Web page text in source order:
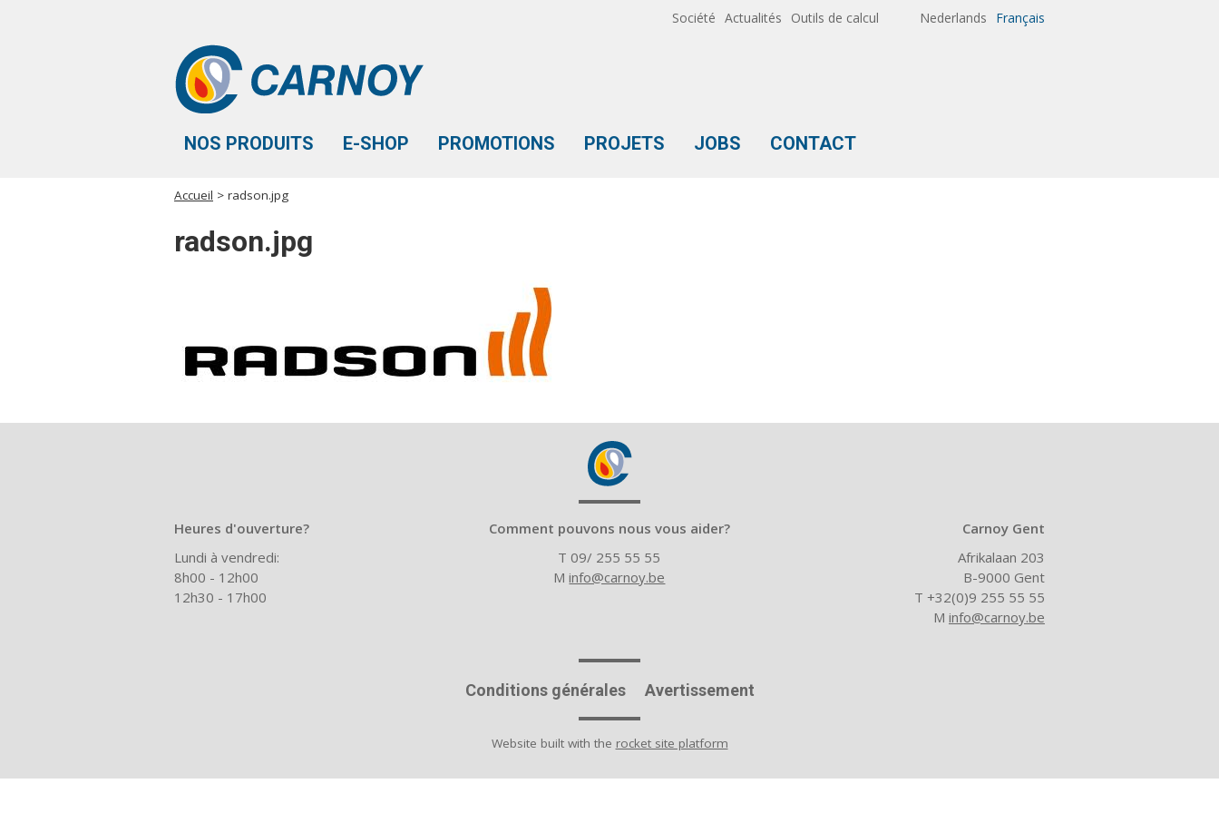
Nederlands Français
Société Actualités Outils de calcul
NOS PRODUITS E-SHOP PROMOTIONS PROJETS JOBS CONTACT
Vous êtes ici
Accueil > radson.jpg
radson.jpg
Heures d'ouverture?
Lundi à vendredi:
8h00 - 12h00
12h30 - 17h00
Comment pouvons nous vous aider?
T 09/ 255 55 55
Minfo@carnoy.be
Carnoy Gent
Afrikalaan 203
B-9000 Gent
T +32(0)9 255 55 55
M info@carnoy.be
Conditions générales Avertissement
Website built with the rocket site platform